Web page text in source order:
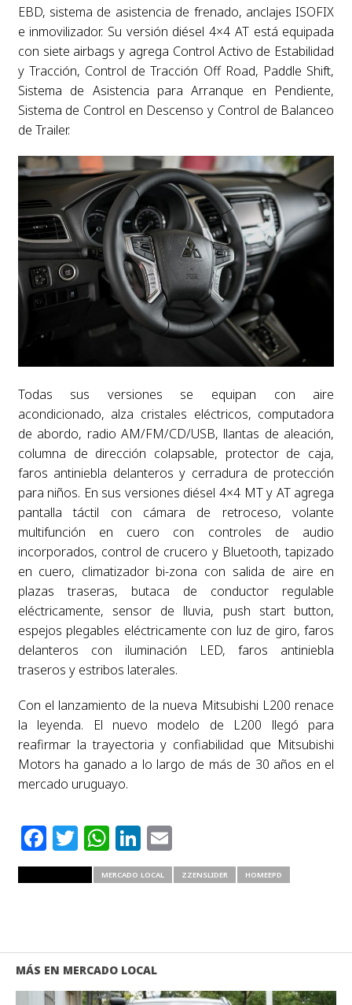
EBD, sistema de asistencia de frenado, anclajes ISOFIX
e inmovilizador. Su versión diésel 4×4 AT está equipada
con siete airbags y agrega Control Activo de Estabilidad
y Tracción, Control de Tracción Off Road, Paddle Shift,
Sistema de Asistencia para Arranque en Pendiente,
Sistema de Control en Descenso y Control de Balanceo
de Trailer.
Todas sus versiones se equipan con aire
acondicionado, alza cristales eléctricos, computadora
de abordo, radio AM/FM/CD/USB, llantas de aleación,
columna de dirección colapsable, protector de caja,
faros antiniebla delanteros y cerradura de protección
para niños. En sus versiones diésel 4×4 MT y AT agrega
pantalla táctil con cámara de retroceso, volante
multifunción en cuero con controles de audio
incorporados, control de crucero y Bluetooth, tapizado
en cuero, climatizador bi-zona con salida de aire en
plazas traseras, butaca de conductor regulable
eléctricamente, sensor de lluvia, push start button,
espejos plegables eléctricamente con luz de giro, faros
delanteros con iluminación LED, faros antiniebla
traseros y estribos laterales.
Con el lanzamiento de la nueva Mitsubishi L200 renace
la leyenda. El nuevo modelo de L200 llegó para
reafirmar la trayectoria y confiabilidad que Mitsubishi
Motors ha ganado a lo largo de más de 30 años en el
mercado uruguayo.
Facebook
Twitter
WhatsApp
LinkedIn
Email
MERCADO LOCAL ZZENSLIDER HOMEEPD
MÁS EN MERCADO LOCAL